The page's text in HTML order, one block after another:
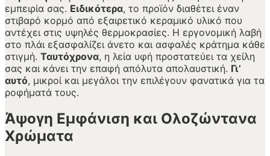
εμπειρία σας. Ειδικότερα, το προϊόν διαθέτει έναν
στιβαρό κορμό από εξαιρετικό κεραμικό υλικό που
αντέχει στις υψηλές θερμοκρασίες. Η εργονομική λαβή
στο πλάι εξασφαλίζει άνετο και ασφαλές κράτημα κάθε
στιγμή. Ταυτόχρονα, η λεία υφή προστατεύει τα χείλη
σας και κάνει την επαφή απόλυτα απολαυστική. Γι’
αυτό, μικροί και μεγάλοι την επιλέγουν φανατικά για τα
ροφήματά τους.
Άψογη Εμφάνιση και Ολοζώντανα
Χρώματα